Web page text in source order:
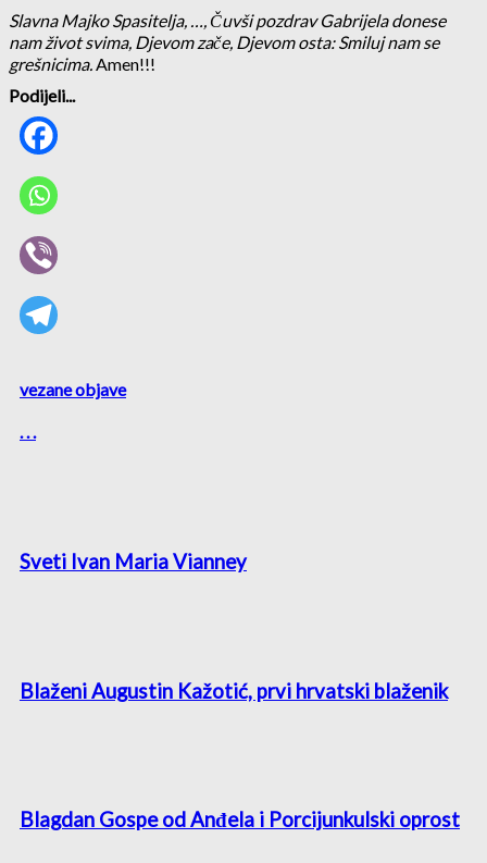
Slavna Majko Spasitelja, …, Čuvši pozdrav Gabrijela donese
nam život svima, Djevom zače, Djevom osta: Smiluj nam se
grešnicima.Amen!!!
Podijeli...
vezane objave
. . .
Sveti Ivan Maria Vianney
Blaženi Augustin Kažotić, prvi hrvatski blaženik
Blagdan Gospe od Anđela i Porcijunkulski oprost